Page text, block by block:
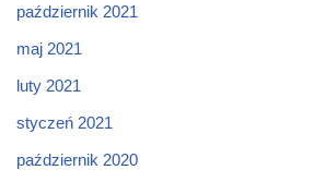
październik 2021
maj 2021
luty 2021
styczeń 2021
październik 2020